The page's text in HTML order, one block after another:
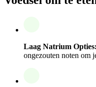
Laag Natrium Opties:
ongezouten noten om